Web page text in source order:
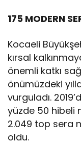
175 MODERN
Kocaeli
kırsal
önemli katkı
önümüzdeki
vurguladı.
yüzde 50 hibeli
2.049 top sera
oldu.